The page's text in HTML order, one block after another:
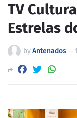
TV
Estrelas
byAntenados—